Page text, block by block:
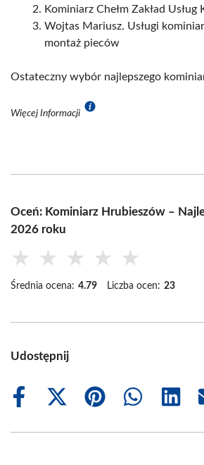
Kominiarz Chełm Zakład Usług
Wojtas Mariusz. Usługi
montaż pieców
Ostateczny wybór najlepszego
Więcej Informacji
Oceń: Kominiarz Hrubieszów –
2026 roku
★ ★ ★ ★ ★
Średnia ocena: 4.79 Liczba ocen: 23
Udostępnij
Share
Share
(Twitter)
Share
Share
Share